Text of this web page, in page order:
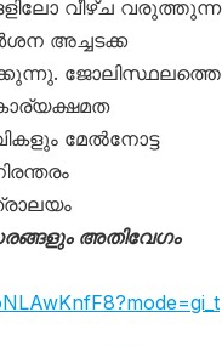
വീഴ്ച വരുത്തുന്ന
അച്ചടക്ക
ജോലിസ്ഥലത്തെ
മേൽനോട്ട
അതിവേഗം